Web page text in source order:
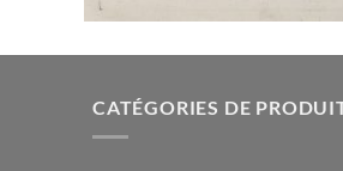
CATÉGORIES DE